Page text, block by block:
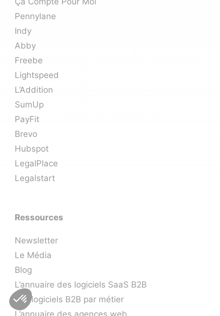
Pennylane
Indy
Abby
Freebe
Lightspeed
L’Addition
SumUp
PayFit
Brevo
Hubspot
LegalPlace
Legalstart
Ressources
Newsletter
Le Média
Blog
L’annuaire des logiciels SaaS B2B
Les logiciels B2B par métier